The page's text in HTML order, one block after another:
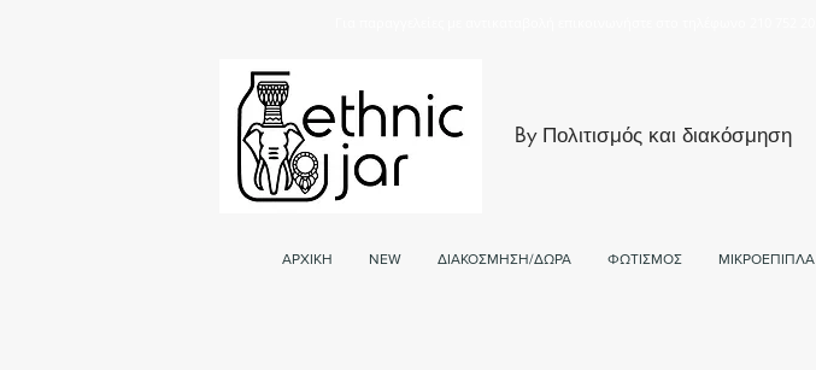
By Πολιτισμός και διακόσμηση
ΑΡΧΙΚΗ NEW ΔΙΑΚΟΣΜΗΣΗ/ΔΩΡΑ ΦΩΤΙΣΜΟΣ ΜΙΚΡΟΕΠΙΠΛΑ